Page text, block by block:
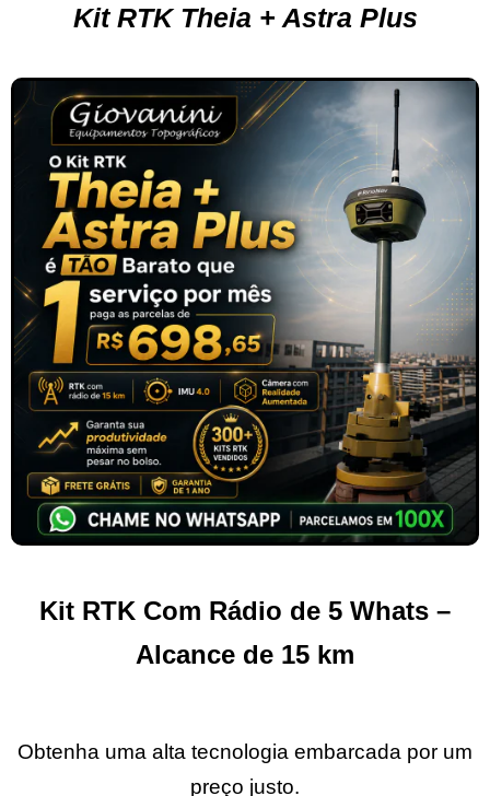
Kit RTK Theia + Astra Plus
Kit RTK Com Rádio de 5 Whats –
Alcance de 15 km
Obtenha uma alta tecnologia embarcada por um
preço justo.